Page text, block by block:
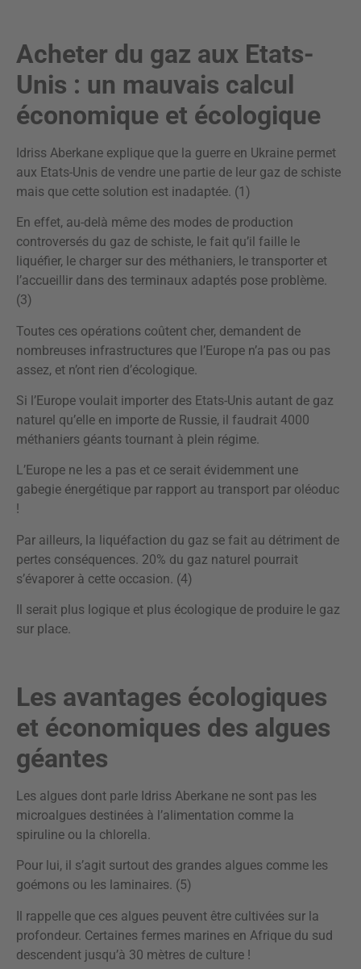
Acheter du gaz aux Etats-
Unis : un mauvais calcul
économique et écologique
Idriss Aberkane explique que la guerre en Ukraine permet
aux Etats-Unis de vendre une partie de leur gaz de schiste
mais que cette solution est inadaptée. (1)
En effet, au-delà même des modes de production
controversés du gaz de schiste, le fait qu’il faille le
liquéfier, le charger sur des méthaniers, le transporter et
l’accueillir dans des terminaux adaptés pose problème.
(3)
Toutes ces opérations coûtent cher, demandent de
nombreuses infrastructures que l’Europe n’a pas ou pas
assez, et n’ont rien d’écologique.
Si l’Europe voulait importer des Etats-Unis autant de gaz
naturel qu’elle en importe de Russie, il faudrait 4000
méthaniers géants tournant à plein régime.
L’Europe ne les a pas et ce serait évidemment une
gabegie énergétique par rapport au transport par oléoduc
!
Par ailleurs, la liquéfaction du gaz se fait au détriment de
pertes conséquences. 20% du gaz naturel pourrait
s’évaporer à cette occasion. (4)
Il serait plus logique et plus écologique de produire le gaz
sur place.
Les avantages écologiques
et économiques des algues
géantes
Les algues dont parle Idriss Aberkane ne sont pas les
microalgues destinées à l’alimentation comme la
spiruline ou la chlorella.
Pour lui, il s’agit surtout des grandes algues comme les
goémons ou les laminaires. (5)
Il rappelle que ces algues peuvent être cultivées sur la
profondeur. Certaines fermes marines en Afrique du sud
descendent jusqu’à 30 mètres de culture !